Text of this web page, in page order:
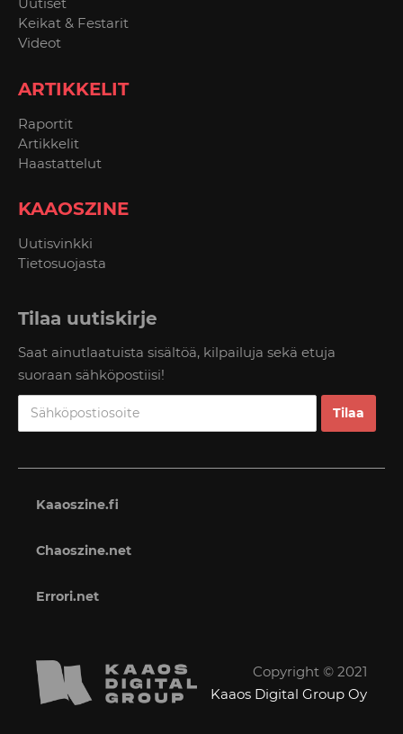
Keikat & Festarit
Videot
ARTIKKELIT
Raportit
Artikkelit
Haastattelut
KAAOSZINE
Uutisvinkki
Tietosuojasta
Tilaa uutiskirje
Saat ainutlaatuista sisältöä, kilpailuja sekä etuja
suoraan sähköpostiisi!
Kaaoszine.fi
Chaoszine.net
Errori.net
Copyright © 2021
Kaaos Digital Group Oy